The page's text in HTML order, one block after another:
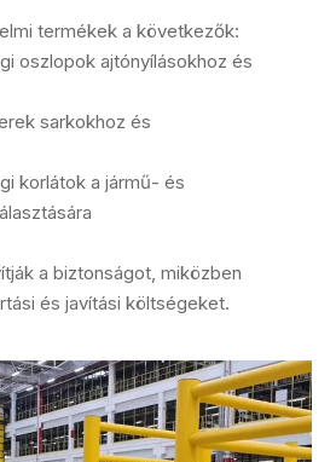
termékek a következők:
oszlopok ajtónyílásokhoz és
sarkokhoz és
korlátok a jármű- és
a biztonságot, miközben
és javítási költségeket.